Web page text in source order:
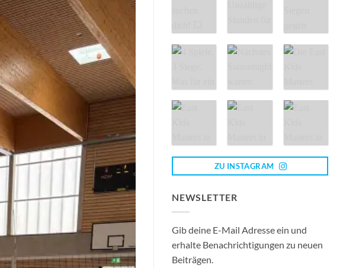
ZU INSTAGRAM
NEWSLETTER
Gib deine E-Mail Adresse ein und
erhalte Benachrichtigungen zu neuen
Beiträgen.